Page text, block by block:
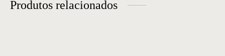
Produtos relacionados